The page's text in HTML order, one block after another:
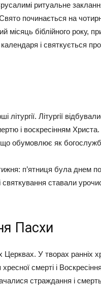
ритуальне
починається на
місяць біблійного року,
і святкується
Літургії
і воскресінням
обумовлює як
п’ятниця була днем
ставали
Пасхи
Церквах. У творах ранніх
смерті і
страждання і